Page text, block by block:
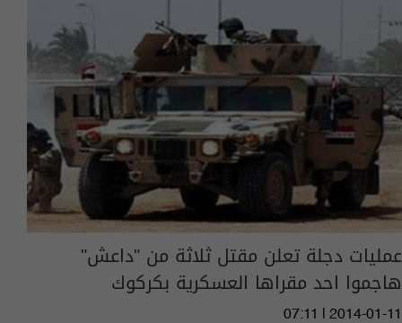
عمليات دجلة تعلن مقتل ثلاثة من "داعش"
هاجموا احد مقراها العسكرية بكركوك
07:11 | 2014-01-11